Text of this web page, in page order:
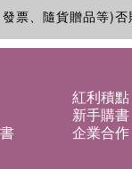
票、隨貨贈品等)否
紅利積點
新手購書
企業合作